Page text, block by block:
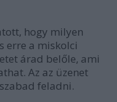
hogy milyen
erre a miskolci
árad belőle, ami
Az az üzenet
feladni.